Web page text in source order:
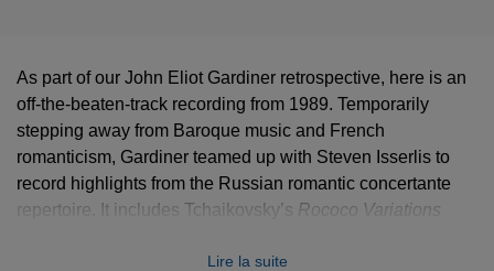
As part of our John Eliot Gardiner retrospective, here is an
off-the-beaten-track recording from 1989. Temporarily
stepping away from Baroque music and French
romanticism, Gardiner teamed up with Steven Isserlis to
record highlights from the Russian romantic concertante
repertoire. It includes Tchaikovsky’s Rococo Variations
Spanish Serenadeand the extremely rare
Lire la suite